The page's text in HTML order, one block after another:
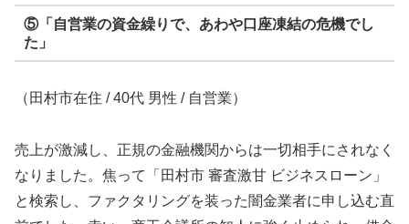
⑤「自営業の資金繰りで、あわや口座凍結の危機でし
た」
（田村市在住 / 40代 男性 / 自営業）
売上が激減し、正規の金融機関からは一切相手にされなく
なりました。焦って「田村市 審査激甘 ビジネスローン」
と検索し、ファクタリングを装った闇金業者に申し込む直